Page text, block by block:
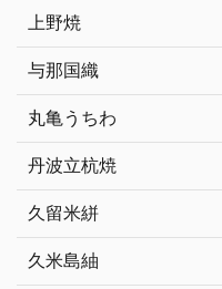
上野焼
与那国織
丸亀うちわ
丹波立杭焼
久留米絣
久米島紬